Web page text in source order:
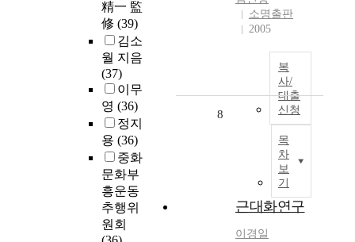
精一 監
修 (39)
김소
월 지음
(37)
이무
영 (36)
정지
용 (36)
중화
문화부
흥운동
추행위
원회
소명출판
2005
복
사/
대출
신청
목
차
보
기
8
근대화연구
이경일